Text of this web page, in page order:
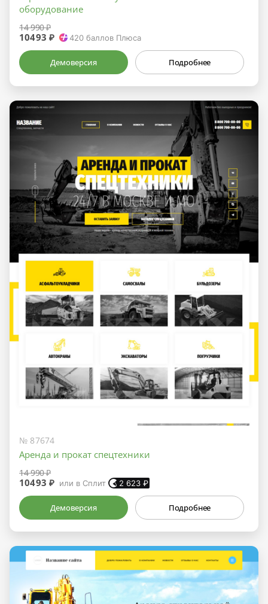
оборудование
14 990 ₽
10493 ₽ 420 баллов Плюса
Демоверсия Подробнее
№ 87674
Аренда и прокат спецтехники
14 990 ₽
10493 ₽ или в Сплит 2 623 ₽
Демоверсия Подробнее